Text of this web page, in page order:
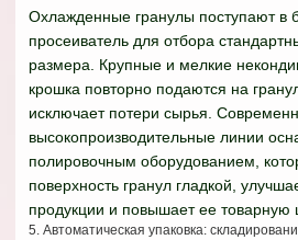
Охлажденные гранулы поступают в
просеиватель для отбора
размера. Крупные и мелкие
крошка повторно подаются на
исключает потери сырья.
высокопроизводительные линии
полировочным оборудованием,
поверхность гранул гладкой,
продукции и повышает ее товарную
5. Автоматическая упаковка: